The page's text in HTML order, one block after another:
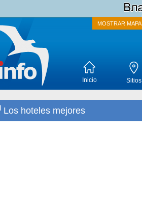
MOSTRAR MAPA
Inicio Sitios
Los hoteles mejores